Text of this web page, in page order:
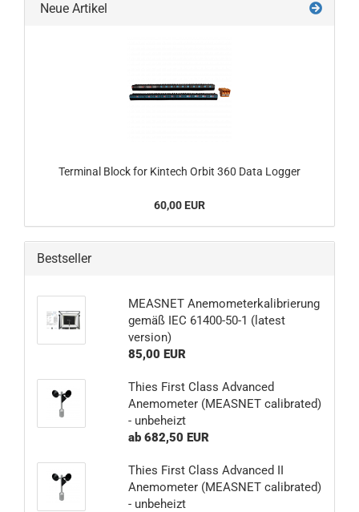
Neue Artikel
Terminal Block for Kintech Orbit 360 Data Logger
60,00 EUR
Bestseller
MEASNET Anemometerkalibrierung
gemäß IEC 61400-50-1 (latest
version)
85,00 EUR
Thies First Class Advanced
Anemometer (MEASNET calibrated)
- unbeheizt
ab 682,50 EUR
Thies First Class Advanced II
Anemometer (MEASNET calibrated)
- unbeheizt